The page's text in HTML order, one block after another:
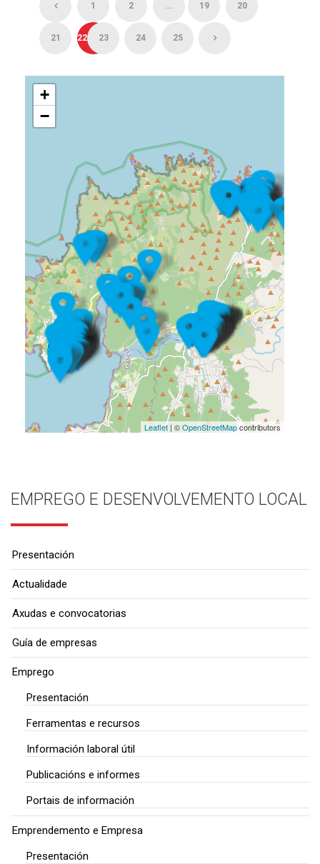
1 2 ... 19 20
21 22 23 24 25
+
−
Leaflet| ©OpenStreetMapcontributors
EMPREGO E DESENVOLVEMENTO LOCAL
Presentación
Actualidade
Axudas e convocatorias
Guía de empresas
Emprego
Presentación
Ferramentas e recursos
Información laboral útil
Publicacións e informes
Portais de información
Emprendemento e Empresa
Presentación